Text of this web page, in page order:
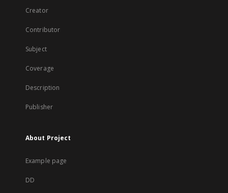
Creator
Contributor
Subject
Coverage
Description
Publisher
About Project
Example page
DD